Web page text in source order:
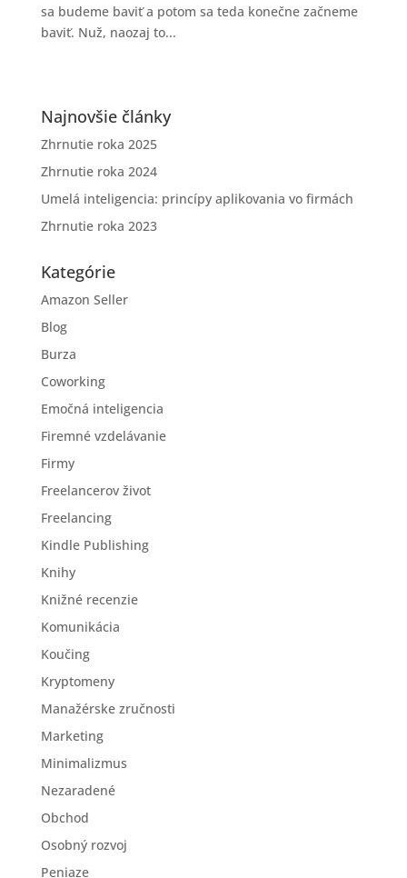
sa budeme baviť a potom sa teda konečne začneme
baviť. Nuž, naozaj to...
Najnovšie články
Zhrnutie roka 2025
Zhrnutie roka 2024
Umelá inteligencia: princípy aplikovania vo firmách
Zhrnutie roka 2023
Kategórie
Amazon Seller
Blog
Burza
Coworking
Emočná inteligencia
Firemné vzdelávanie
Firmy
Freelancerov život
Freelancing
Kindle Publishing
Knihy
Knižné recenzie
Komunikácia
Koučing
Kryptomeny
Manažérske zručnosti
Marketing
Minimalizmus
Nezaradené
Obchod
Osobný rozvoj
Peniaze